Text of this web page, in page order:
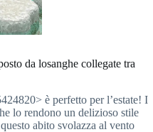
da losanghe collegate tra
è perfetto per l’estate! I
lo rendono un delizioso stile
abito svolazza al vento